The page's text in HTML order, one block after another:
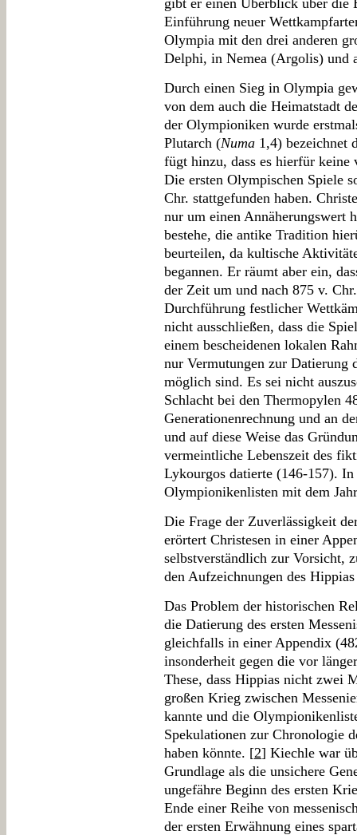
gibt er einen Überblick über die
Einführung neuer
Olympia mit den drei anderen
Delphi, in Nemea (Argolis) und
Durch einen Sieg in Olympia
von dem auch die Heimatstadt
der Olympioniken wurde
Plutarch (Numa 1,4) bezeichnet
fügt hinzu, dass es hierfür keine
Die ersten Olympischen Spiele
Chr. stattgefunden haben.
nur um einen Annäherungswert
bestehe, die antike Tradition
beurteilen, da kultische
begannen. Er räumt aber ein,
der Zeit um und nach 875 v.
Durchführung festlicher
nicht ausschließen, dass die
einem bescheidenen lokalen
nur Vermutungen zur Datierung
möglich sind. Es sei nicht
Schlacht bei den Thermopylen
Generationenrechnung und an
und auf diese Weise das
vermeintliche Lebenszeit des
Lykourgos datierte (146-157).
Olympionikenlisten mit dem
Die Frage der Zuverlässigkeit
erörtert Christesen in einer
selbstverständlich zur Vorsicht,
den Aufzeichnungen des
Das Problem der historischen
die Datierung des ersten
gleichfalls in einer Appendix
insonderheit gegen die vor
These, dass Hippias nicht zwei
großen Krieg zwischen
kannte und die
Spekulationen zur Chronologie
haben könnte. [2] Kiechle war
Grundlage als die unsichere
ungefähre Beginn des ersten
Ende einer Reihe von
der ersten Erwähnung eines